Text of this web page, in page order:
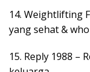
14. Weightlifting
yang sehat &
15. Reply 1988 –